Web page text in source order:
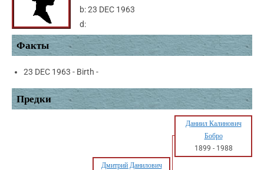
b:23 DEC 1963
d:
Факты
23 DEC 1963 - Birth -
Предки
Даниил Калинович
Бобро
1899 - 1988
Дмитрий Данилович